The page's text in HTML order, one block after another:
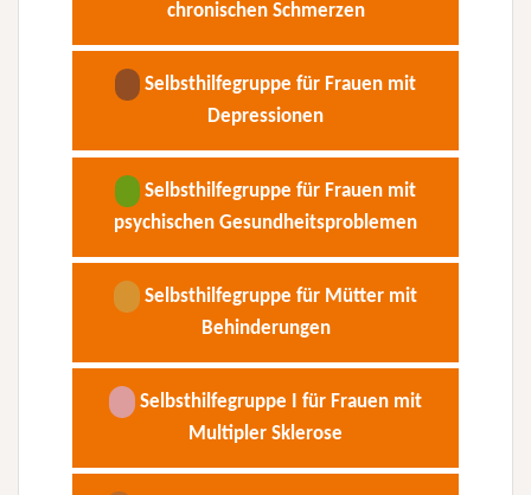
chronischen Schmerzen
Selbsthilfegruppe für Frauen mit
Depressionen
Selbsthilfegruppe für Frauen mit
psychischen Gesundheitsproblemen
Selbsthilfegruppe für Mütter mit
Behinderungen
Selbsthilfegruppe I für Frauen mit
Multipler Sklerose